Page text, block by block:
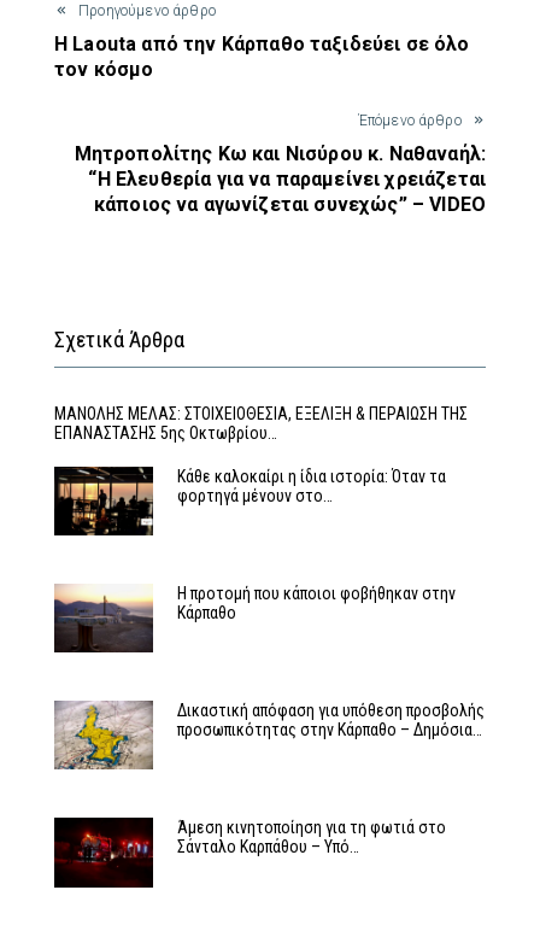
Προηγούμενο άρθρο
Η Laouta από την Κάρπαθο ταξιδεύει σε όλο
τον κόσμο
Έπόμενο άρθρο
Μητροπολίτης Κω και Νισύρου κ. Ναθαναήλ:
“Η Ελευθερία για να παραμείνει χρειάζεται
κάποιος να αγωνίζεται συνεχώς” – VIDEO
Σχετικά Άρθρα
MΑΝΟΛΗΣ ΜΕΛΑΣ: ΣΤΟΙΧΕΙΟΘΕΣΙΑ, ΕΞΕΛΙΞΗ & ΠΕΡΑΙΩΣΗ ΤΗΣ
ΕΠΑΝΑΣΤΑΣΗΣ 5ης Οκτωβρίου…
Κάθε καλοκαίρι η ίδια ιστορία: Όταν τα
φορτηγά μένουν στο…
Η προτομή που κάποιοι φοβήθηκαν στην
Κάρπαθο
Δικαστική απόφαση για υπόθεση προσβολής
προσωπικότητας στην Κάρπαθο – Δημόσια…
Άμεση κινητοποίηση για τη φωτιά στο
Σάνταλο Καρπάθου – Υπό…